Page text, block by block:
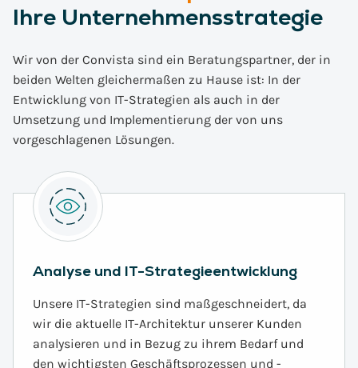
Ihre Unternehmensstrategie
Wir von der Convista sind ein Beratungspartner, der in
beiden Welten gleichermaßen zu Hause ist: In der
Entwicklung von IT-Strategien als auch in der
Umsetzung und Implementierung der von uns
vorgeschlagenen Lösungen.
Analyse und IT-Strategieentwicklung
Unsere IT-Strategien sind maßgeschneidert, da
wir die aktuelle IT-Architektur unserer Kunden
analysieren und in Bezug zu ihrem Bedarf und
den wichtigsten Geschäftsprozessen und -